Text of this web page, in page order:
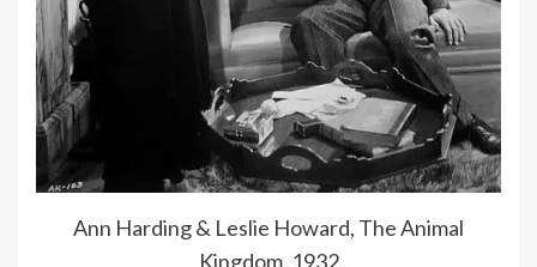
Ann Harding & Leslie Howard, The Animal
Kingdom, 1932